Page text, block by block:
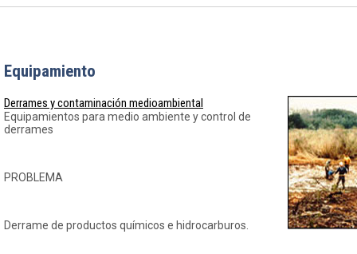
Equipamiento
Derrames y contaminación medioambiental
Equipamientos para medio ambiente y control de
derrames
PROBLEMA
Derrame de productos químicos e hidrocarburos.